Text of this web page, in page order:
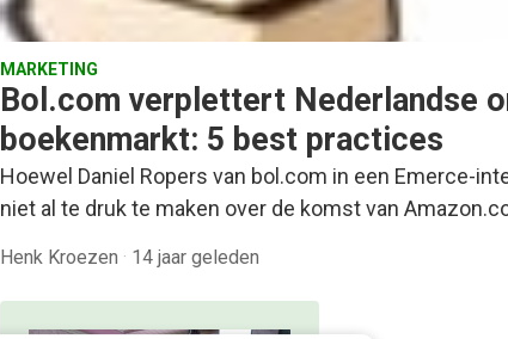
MARKETING
Bol.com verplettert Nederlandse
boekenmarkt: 5 best practices
Hoewel Daniel Ropers van bol.com in een Emerce-
niet al te druk te maken over de komst van
Henk Kroezen · 14 jaar geleden